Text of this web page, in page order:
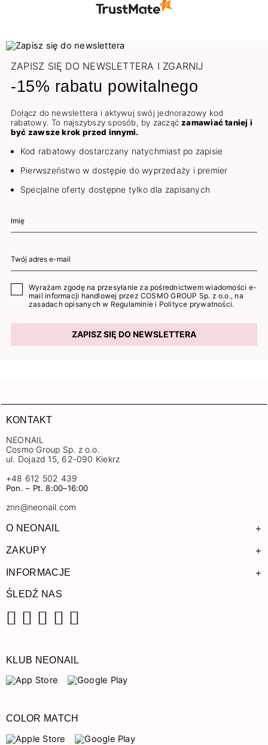
ZAPISZ SIĘ DO NEWSLETTERA I ZGARNIJ
-15% rabatu powitalnego
Dołącz do newslettera i aktywuj swój jednorazowy kod
rabatowy. To najszybszy sposób, by zacząćzamawiać taniej i
być zawsze krok przed innymi.
Kod rabatowy dostarczany natychmiast po zapisie
Pierwszeństwo w dostępie do wyprzedaży i premier
Specjalne oferty dostępne tylko dla zapisanych
Wyrażam zgodę na przesyłanie za pośrednictwem wiadomości e-
mail informacji handlowej przez COSMO GROUP Sp. z o.o., na
zasadach opisanych w Regulaminie i Polityce prywatności.
ZAPISZ SIĘ DO NEWSLETTERA
KONTAKT
NEONAIL
Cosmo Group Sp. z o.o.
ul. Dojazd 15, 62-090 Kiekrz
+48 612 502 439
Pon. – Pt. 8:00–16:00
znn@neonail.com
O NEONAIL +
ZAKUPY +
INFORMACJE +
ŚLEDŹ NAS
KLUB NEONAIL
COLOR MATCH